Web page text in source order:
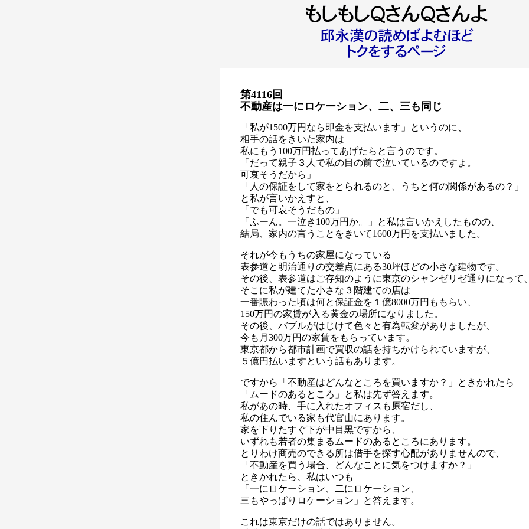
第4116回
不動産は一にロケーション、二、三も同じ
「私が1500万円なら即金を支払います」というのに、
相手の話をきいた家内は
私にもう100万円払ってあげたらと言うのです。
「だって親子３人で私の目の前で泣いているのですよ。
可哀そうだから」
「人の保証をして家をとられるのと、うちと何の関係があるの？」
と私が言いかえすと、
「でも可哀そうだもの」
「ふーん。一泣き100万円か。」と私は言いかえしたものの、
結局、家内の言うことをきいて1600万円を支払いました。
それが今もうちの家屋になっている
表参道と明治通りの交差点にある30坪ほどの小さな建物です。
その後、表参道はご存知のように東京のシャンゼリゼ通りになって
そこに私が建てた小さな３階建ての店は
一番賑わった頃は何と保証金を１億8000万円ももらい、
150万円の家賃が入る黄金の場所になりました。
その後、バブルがはじけて色々と有為転変がありましたが、
今も月300万円の家賃をもらっています。
東京都から都市計画で買収の話を持ちかけられていますが、
５億円払いますという話もあります。
ですから「不動産はどんなところを買いますか？」ときかれたら
「ムードのあるところ」と私は先ず答えます。
私があの時、手に入れたオフィスも原宿だし、
私の住んでいる家も代官山にあります。
家を下りたすぐ下が中目黒ですから、
いずれも若者の集まるムードのあるところにあります。
とりわけ商売のできる所は借手を探す心配がありませんので、
「不動産を買う場合、どんなことに気をつけますか？」
ときかれたら、私はいつも
「一にロケーション、二にロケーション、
三もやっぱりロケーション」と答えます。
これは東京だけの話ではありません。